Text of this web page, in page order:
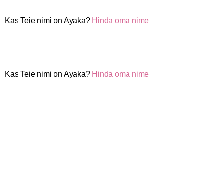
Kas Teie nimi on Ayaka? Hinda oma nime
Kas Teie nimi on Ayaka? Hinda oma nime